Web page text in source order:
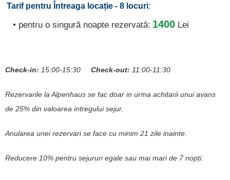
Tarif pentru Întreaga locație - 8 locuri:
• pentru o singură noapte rezervată: 1400 Lei
Check-in: 15:00-15:30 Check-out: 11:00-11:30
Rezervarile la Alpenhaus se fac doar in urma achitarii unui avans
de 25% din valoarea intregului sejur.
Anularea unei rezervari se face cu minim 21 zile inainte.
Reducere 10% pentru sejururi egale sau mai mari de 7 nopți.